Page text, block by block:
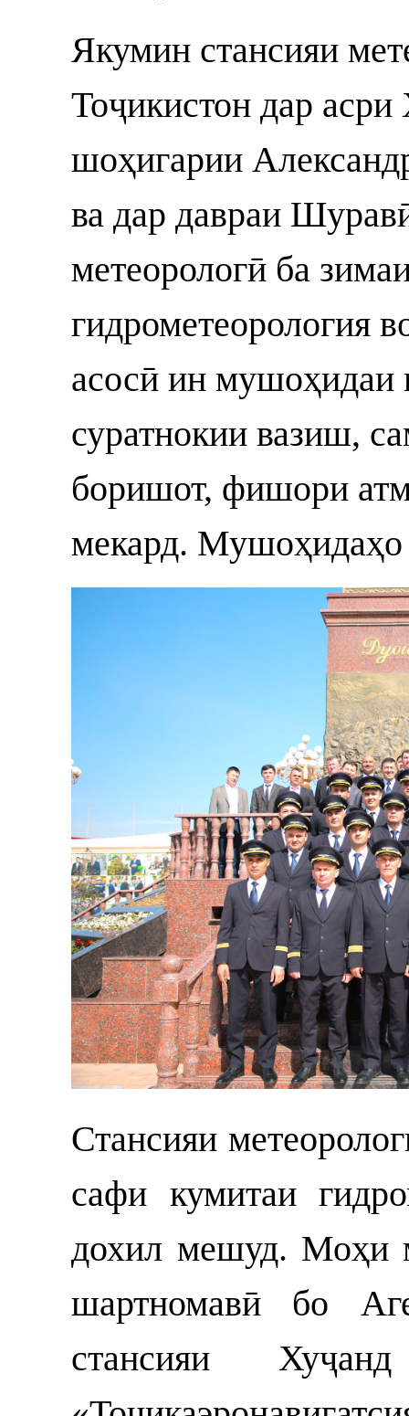
Якумин стансияи
Тоҷикистон дар
шоҳигарии
ва дар давраи
метеорологӣ ба
гидрометеорология
асосӣ ин
суратнокии вазиш,
боришот, фишори
мекард.
Стансияи
сафи кумитаи
дохил мешуд. Моҳи
шартномавӣ бо
стансияи